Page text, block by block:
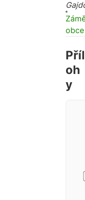
obce
Příl
oh
y